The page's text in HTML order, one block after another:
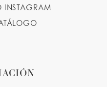
INSTAGRAM